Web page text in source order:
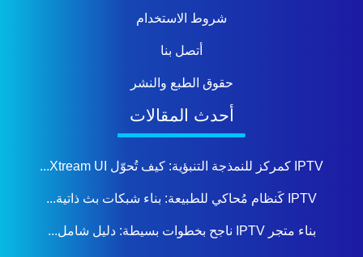
شروط الاستخدام
أتصل بنا
حقوق الطبع والنشر
أحدث المقالات
IPTV كمركز للنمذجة التنبؤية: كيف تُحوّل Xtream UI...
IPTV كَنظام مُحاكي للطبيعة: بناء شبكات بث ذاتية...
بناء متجر IPTV ناجح بخطوات بسيطة: دليل شامل...